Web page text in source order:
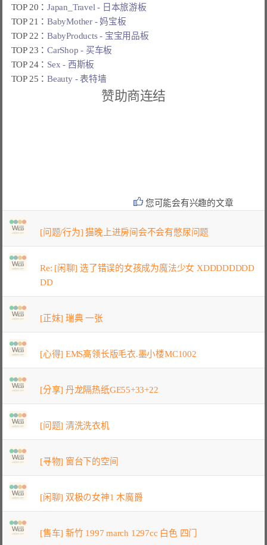
TOP 20：Japan_Travel - 日本旅游板
TOP 21：BabyMother - 妈宝板
TOP 22：BabyProducts - 宝宝用品板
TOP 23：CarShop - 买车板
TOP 24： Sex - 西斯板
TOP 25：Beauty - 表特墙
赞助商连结
您可能会有兴趣的文章
[问题/行为] 猫晚上进房间会不会有憋尿问题
Re: [闲聊] 选了错误的女孩成为魔法少女 XDDDDDDDD
DD
[正妹] 瑞典 一张
[心得] EMS高领长版毛衣.墨小楼MC1002
[分享] 丹龙隔热纸GE55+33+22
[问题] 清洗洗衣机
[寻物] 窗台下的空间
[闲聊] 双极の女神1 木魔爵
[售车] 新竹 1997 march 1297cc 白色 四门